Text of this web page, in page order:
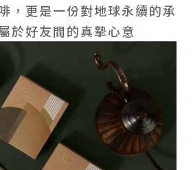
，更是一份對地球永續的承
於好友間的真摯心意